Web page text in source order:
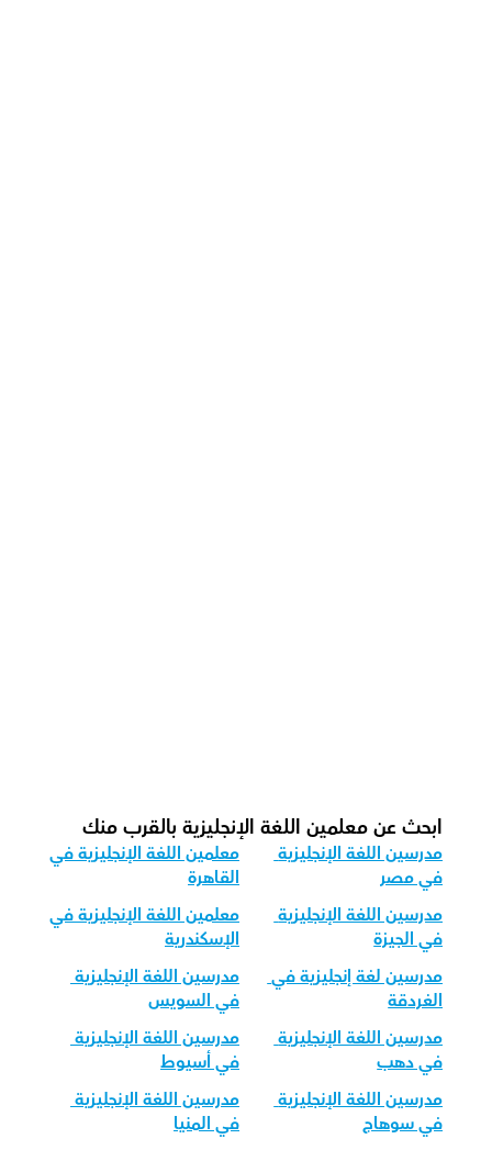
ابحث عن معلمين اللغة الإنجليزية بالقرب منك
مدرسين اللغة الإنجليزية
في مصر
القاهرة
مدرسين اللغة الإنجليزية
في الجيزة
الإسكندرية
مدرسين لغة إنجليزية في
الغردقة
مدرسين اللغة الإنجليزية
في السويس
مدرسين اللغة الإنجليزية
في دهب
مدرسين اللغة الإنجليزية
في أسيوط
مدرسين اللغة الإنجليزية
في سوهاج
مدرسين اللغة الإنجليزية
في المنيا